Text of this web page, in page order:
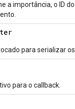
a importância, o ID
para serializar
para o callback.